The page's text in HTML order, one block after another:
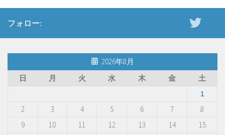
フォロー:
2026年8月
日
月 火 水 木 金
土
1
2
3 4 5 6 7
8
9
10 11 12 13 14
15